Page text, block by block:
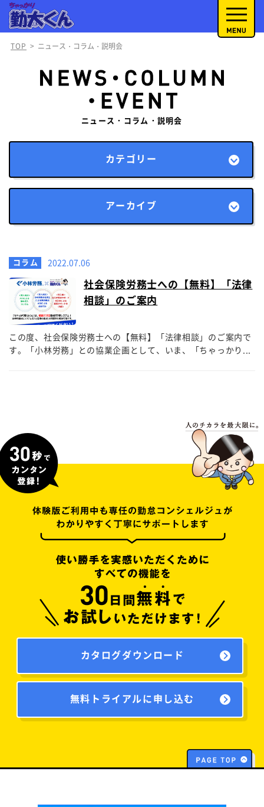
TOP > ニュース・コラム・説明会
ニュース・コラム・説明会
カテゴリー
アーカイブ
コラム 2022.07.06
社会保険労務士への【無料】「法律
相談」のご案内
この度、社会保険労務士への【無料】「法律相談」のご案内で
す。「小林労務」との協業企画として、いま、「ちゃっかり...
カタログダウンロード
無料トライアルに申し込む